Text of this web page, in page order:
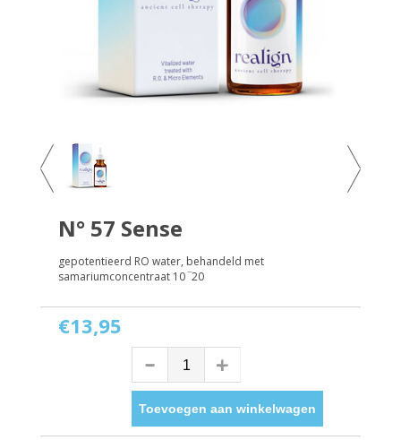
N° 57 Sense
gepotentieerd RO water, behandeld met
samariumconcentraat 10 ‾20
€13,95
Toevoegen aan winkelwagen